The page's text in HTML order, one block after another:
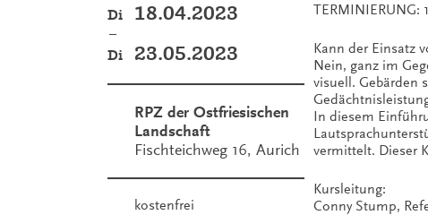
Di 18.04.2023
–
Di 23.05.2023
RPZ der Ostfriesischen
Landschaft
Fischteichweg 16, Aurich
kostenfrei
TERMINIERUNG:
Kann der Einsatz
Nein, ganz im
visuell. Gebärden
In diesem
vermittelt. Dieser
Kursleitung:
Conny Stump,